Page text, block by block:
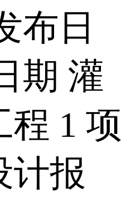
布日
期 灌
程 1 项
计报